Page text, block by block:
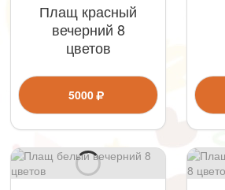
Плащ красный
вечерний 8
цветов
5000